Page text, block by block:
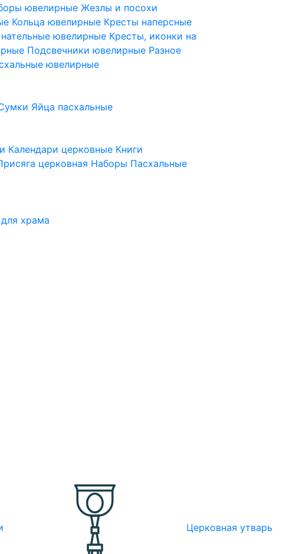
ювелирныеЖезлы и посохи
Кольца ювелирные Кресты наперсные
ювелирные Кресты, иконки на
Подсвечники ювелирные Разное
ювелирные
Яйца пасхальные
Календари церковные Книги
церковная Наборы Пасхальные
храма
Церковная утварь